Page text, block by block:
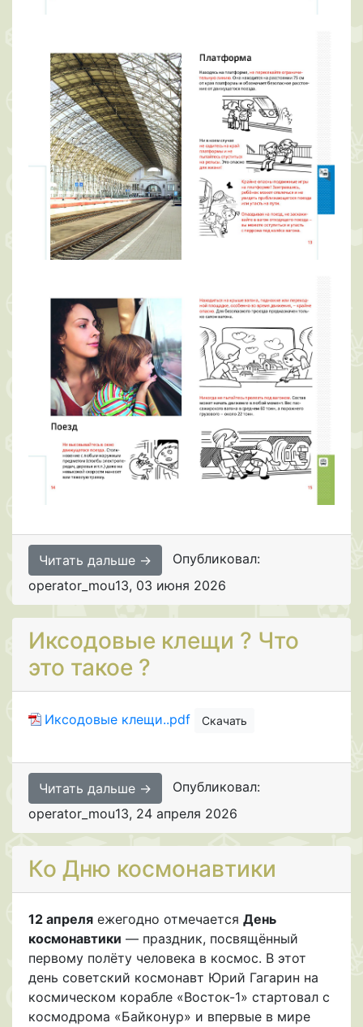
Читать дальше →
Опубликовал:
operator_mou13, 03 июня 2026
Иксодовые клещи ? Что
это такое ?
Иксодовые клещи..pdf Скачать
Читать дальше →
Опубликовал:
operator_mou13, 24 апреля 2026
Ко Дню космонавтики
12 апреля ежегодно отмечается День
космонавтики — праздник, посвящённый
первому полёту человека в космос. В этот
день советский космонавт Юрий Гагарин на
космическом корабле «Восток-1» стартовал с
космодрома «Байконур» и впервые в мире